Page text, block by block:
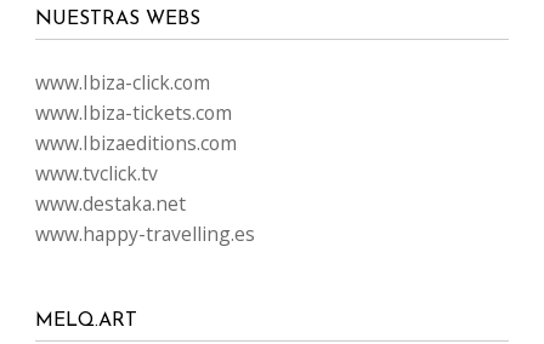
NUESTRAS WEBS
www.Ibiza-click.com
www.Ibiza-tickets.com
www.Ibizaeditions.com
www.tvclick.tv
www.destaka.net
www.happy-travelling.es
MELQ.ART